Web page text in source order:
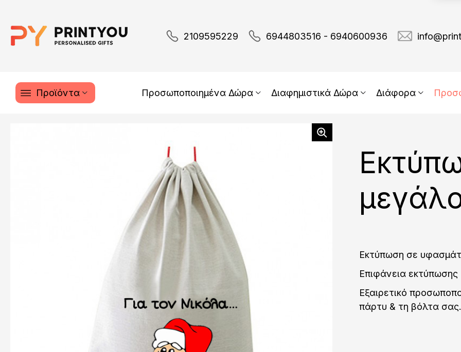
2109595229 6944803516 - 6940600936
Προϊόντα Προσωποποιημένα Δώρα Διαφημιστικά Δώρα Διάφορα
Εκτύπωση σε
Επιφάνεια
Εξαιρετικό
πάρτυ & τη βόλτα